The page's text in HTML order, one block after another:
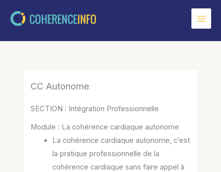
CC Autonome
SECTION : Intégration Professionnelle
Module : La cohérence cardiaque autonome
La cohérence cardiaque autonome, c’est
la pratique professionnelle de la
cohérence cardiaque sans faire appel à